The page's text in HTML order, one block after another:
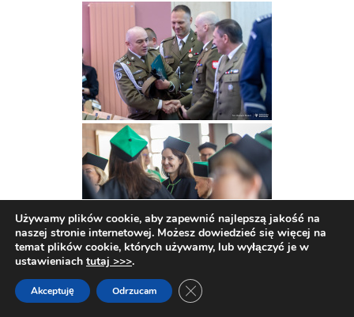
Używamy plików cookie, aby zapewnić najlepszą jakość na
naszej stronie internetowej. Możesz dowiedzieć się więcej na
temat plików cookie, których używamy, lub wyłączyć je w
ustawieniach tutaj >>>.
Akceptuję Odrzucam Zamknij panel powiadomień o